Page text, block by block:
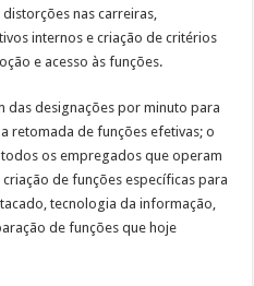
nas carreiras,
internos e criação de critérios
e acesso às funções.
das designações por minuto para
retomada de funções efetivas; o
os empregados que operam
de funções específicas para
tecnologia da informação,
de funções que hoje